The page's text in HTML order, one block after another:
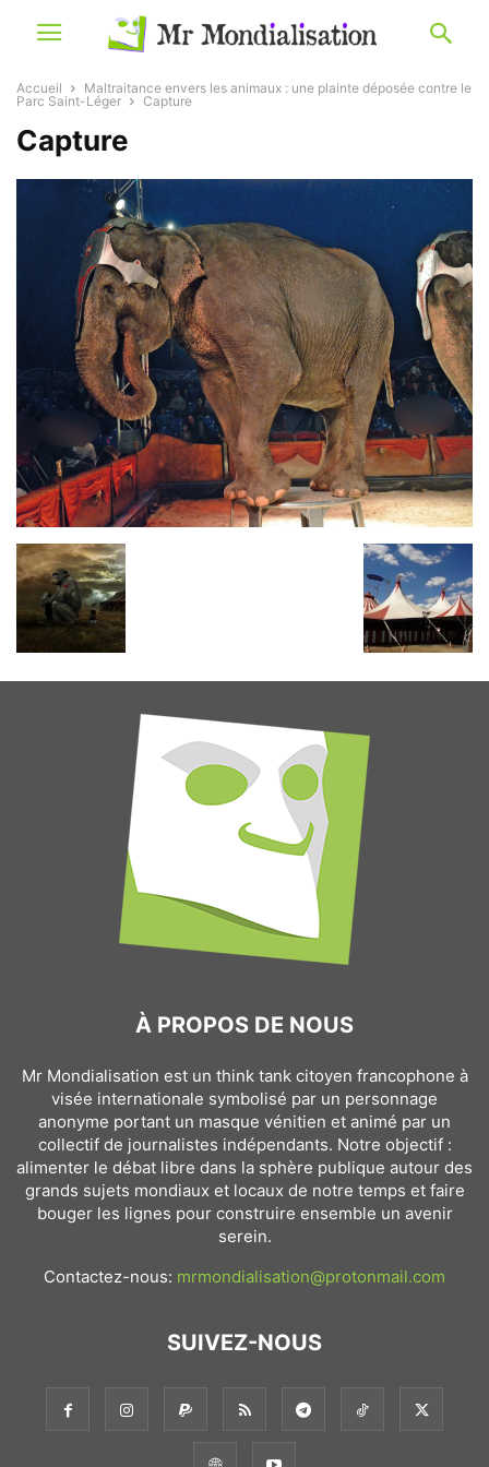
Accueil
Maltraitance envers les animaux : une plainte déposée contre le
Parc Saint-Léger
Capture
Capture
À PROPOS DE NOUS
Mr Mondialisation est un think tank citoyen francophone à
visée internationale symbolisé par un personnage
anonyme portant un masque vénitien et animé par un
collectif de journalistes indépendants. Notre objectif :
alimenter le débat libre dans la sphère publique autour des
grands sujets mondiaux et locaux de notre temps et faire
bouger les lignes pour construire ensemble un avenir
serein.
Contactez-nous: mrmondialisation@protonmail.com
SUIVEZ-NOUS